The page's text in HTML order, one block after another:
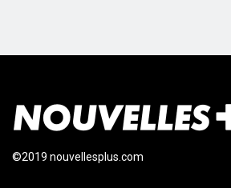
©2019 nouvellesplus.com